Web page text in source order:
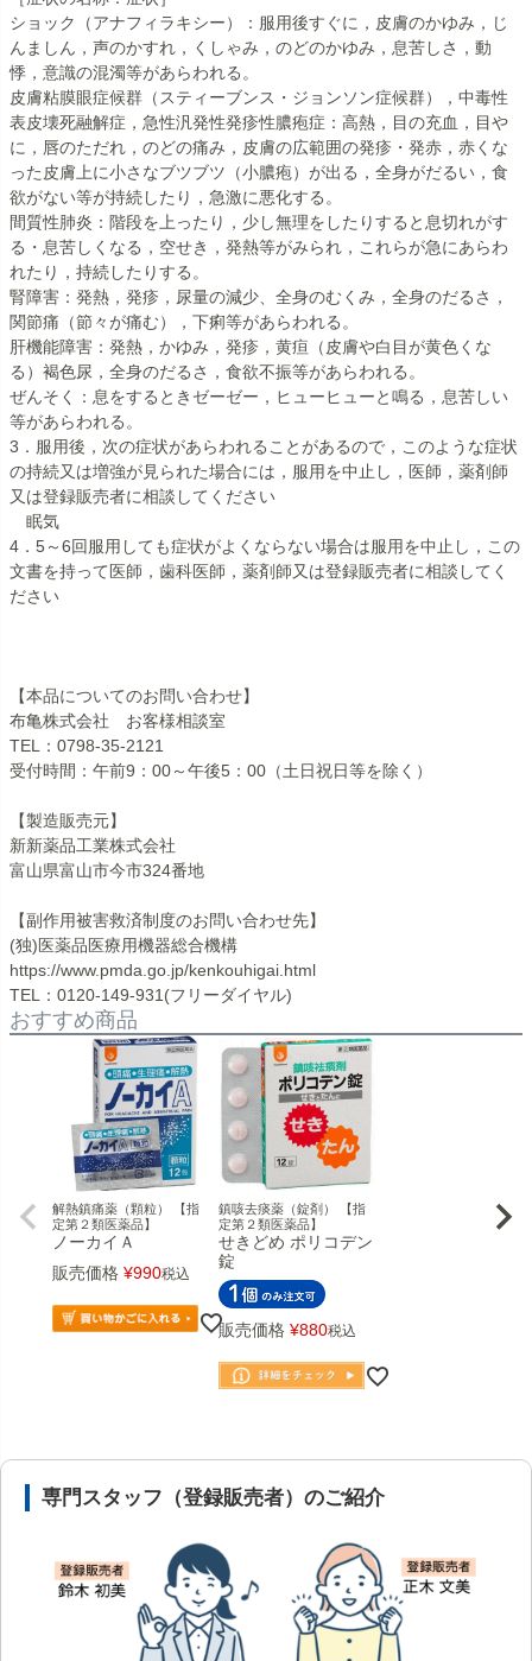
ショック（アナフィラキシー）：服用後すぐに，皮膚のかゆみ，じ
んましん，声のかすれ， くしゃみ，のどのかゆみ，息苦しさ，動
悸，意識の混濁等があらわれる。
皮膚粘膜眼症候群（スティーブンス・ジョンソン症候群），中毒性
表皮壊死融解症，急性汎発性発疹性膿疱症：高熱，目の充血，目や
に， 唇のただれ，のどの痛み，皮膚の広範囲の発疹・発赤，赤くな
った皮膚上に小さなブツブツ（小膿疱）が出る，全身がだるい， 食
欲がない等が持続したり，急激に悪化する。
間質性肺炎：階段を上ったり，少し無理をしたりすると息切れがす
る・息苦しくなる，空せき，発熱等がみられ，これらが急にあらわ
れたり， 持続したりする。
腎障害：発熱，発疹，尿量の減少、全身のむくみ，全身のだるさ，
関節痛（節々が痛む），下痢等があらわれる。
肝機能障害：発熱，かゆみ，発疹，黄疸（皮膚や白目が黄色くな
る）褐色尿，全身のだるさ，食欲不振等があらわれる。
ぜんそく：息をするときゼーゼー，ヒューヒューと鳴る，息苦しい
等があらわれる。
3．服用後，次の症状があらわれることがあるので，このような症状
の持続又は増強が見られた場合には，服用を中止し， 医師，薬剤師
又は登録販売者に相談してください
眠気
4．5～6回服用しても症状がよくならない場合は服用を中止し，この
文書を持って医師，歯科医師，薬剤師又は登録販売者に相談してく
ださい
【本品についてのお問い合わせ】
布亀株式会社 お客様相談室
TEL：0798-35-2121
受付時間：午前9：00～午後5：00（土日祝日等を除く）
【製造販売元】
新新薬品工業株式会社
富山県富山市今市324番地
【副作用被害救済制度のお問い合わせ先】
(独)医薬品医療用機器総合機構
https://www.pmda.go.jp/kenkouhigai.html
TEL：0120-149-931(フリーダイヤル)
おすすめ商品
解熱鎮痛薬（顆粒） 【指
定第２類医薬品】
ノーカイＡ
販売価格 ¥990税込
鎮咳去痰薬（錠剤） 【指
定第２類医薬品】
せきどめ ポリコデン
錠
販売価格 ¥880税込
専門スタッフ（登録販売者）のご紹介